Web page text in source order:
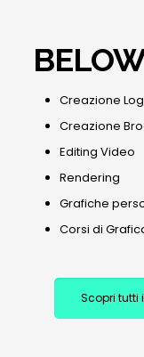
Creazione
Creazione
Editing Video
Rendering
Grafiche
Corsi di
Scopri tutti